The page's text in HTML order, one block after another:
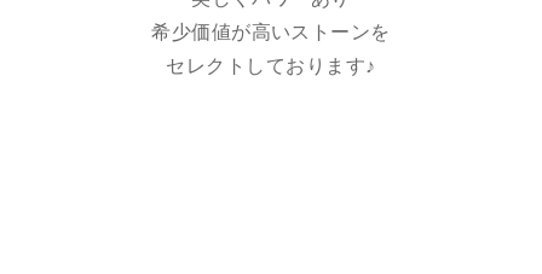
希少価値が高いストーンを
セレクトしております♪